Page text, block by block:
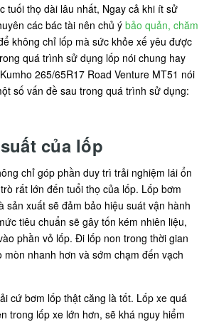
tuối thọ dài lâu nhất, Ngay cả khi ít sử
các bác tài nên chủ ý bảo quản, chăm
không chỉ lốp mà sức khỏe xế yêu được
quá trình sử dụng lốp nói chung hay
265/65R17 Road Venture MT51 nói
số vấn đề sau trong quá trình sử dụng:
của lốp
chỉ góp phần duy trì trải nghiệm lái ổn
rất lớn đến tuổi thọ của lốp. Lốp bơm
sản xuất sẽ đảm bảo hiệu suát vận hành
tiêu chuẩn sẽ gây tốn kém nhiên liệu,
phần vỏ lốp. Đi lốp non trong thời gian
mòn nhanh hơn và sớm chạm đến vạch
cứ bơm lốp thật căng là tốt. Lốp xe quá
trong lốp xe lớn hơn, sẽ khá nguy hiểm